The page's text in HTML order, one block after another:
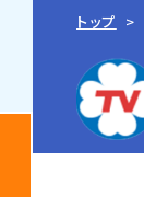
トップ